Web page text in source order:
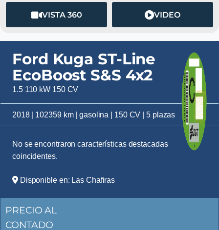
VISTA 360 VIDEO
Ford Kuga ST-Line
EcoBoost S&S 4x2
1.5 110 kW 150 CV
2018 | 102359 km | gasolina | 150 CV | 5 plazas
No se encontraron características destacadas
coincidentes.
Disponible en: Las Chafiras
PRECIO AL
CONTADO